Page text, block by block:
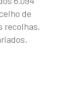
de
recolhas,